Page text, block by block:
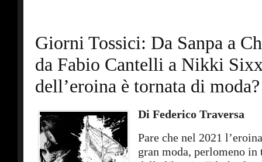
Giorni Tossici: Da Sanpa a
da Fabio Cantelli a Nikki
dell’eroina è tornata di moda?
Di Federico Traversa
Pare che nel 2021
gran moda, perlomeno